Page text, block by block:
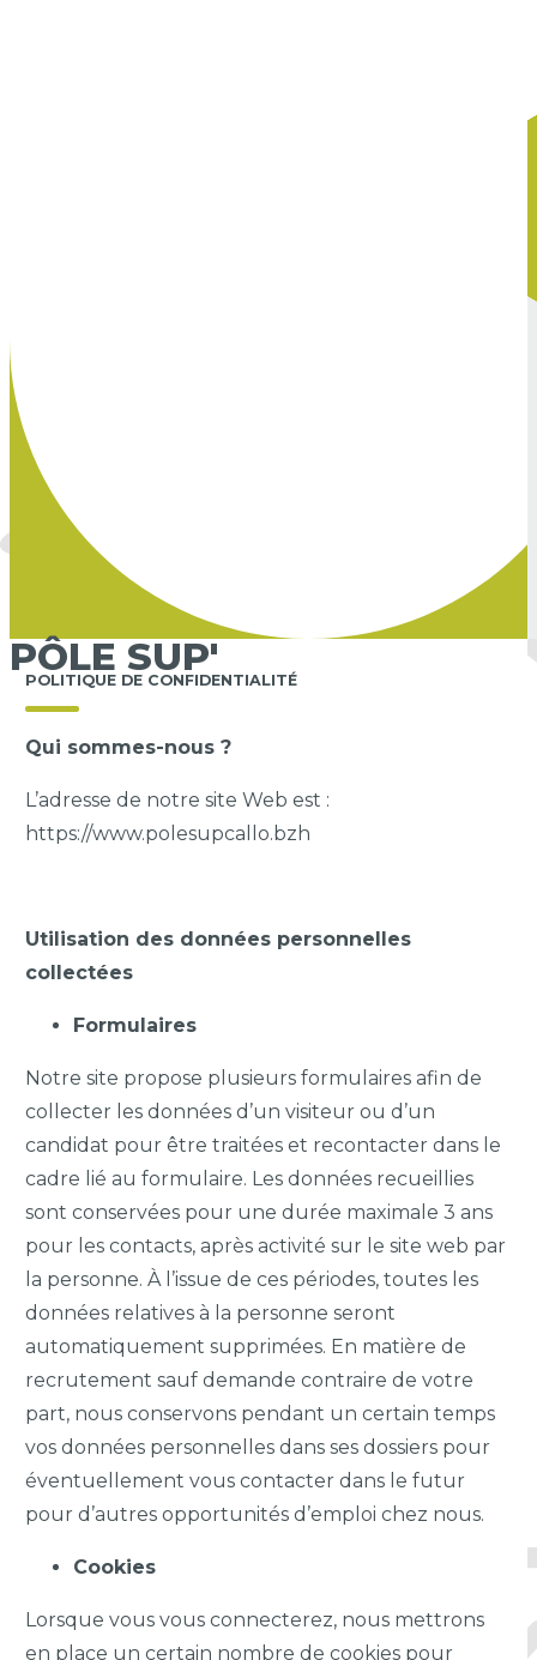
PÔLE SUP'
POLITIQUE DE CONFIDENTIALITÉ
Qui sommes-nous ?
L’adresse de notre site Web est :
https://www.polesupcallo.bzh
Utilisation des données personnelles
collectées
Formulaires
Notre site propose plusieurs formulaires afin de
collecter les données d’un visiteur ou d’un
candidat pour être traitées et recontacter dans le
cadre lié au formulaire. Les données recueillies
sont conservées pour une durée maximale 3 ans
pour les contacts, après activité sur le site web par
la personne. À l’issue de ces périodes, toutes les
données relatives à la personne seront
automatiquement supprimées. En matière de
recrutement sauf demande contraire de votre
part, nous conservons pendant un certain temps
vos données personnelles dans ses dossiers pour
éventuellement vous contacter dans le futur
pour d’autres opportunités d’emploi chez nous.
Cookies
Lorsque vous vous connecterez, nous mettrons
en place un certain nombre de cookies pour